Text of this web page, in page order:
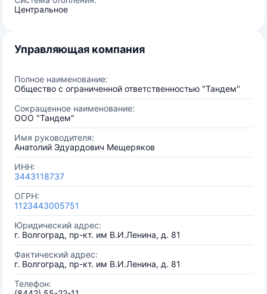
Центральное
Управляющая компания
Полное наименование:
Общество с ограниченной ответственностью "Тандем"
Сокращенное наименование:
ООО "Тандем"
Имя руководителя:
Анатолий Эдуардович Мещеряков
ИНН:
3443118737
ОГРН:
1123443005751
Юридический адрес:
г. Волгоград, пр-кт. им В.И.Ленина, д. 81
Фактический адрес:
г. Волгоград, пр-кт. им В.И.Ленина, д. 81
Телефон: